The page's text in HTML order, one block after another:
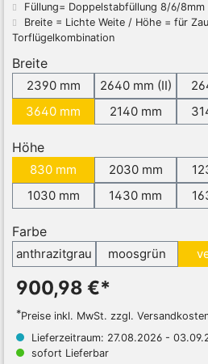
Füllung= Doppelstabfüllung 8/6/8mm
Breite = Lichte Weite / Höhe = für
Torflügelkombination
Breite
2390 mm 2640 mm (II)
3640 mm
2140 mm
Höhe
830 mm 2030 mm
1030 mm
1430 mm
Farbe
anthrazitgrau moosgrün
900,98 €*
*Preise inkl. MwSt. zzgl.
Lieferzeitraum: 27.08.2026 -
sofort Lieferbar